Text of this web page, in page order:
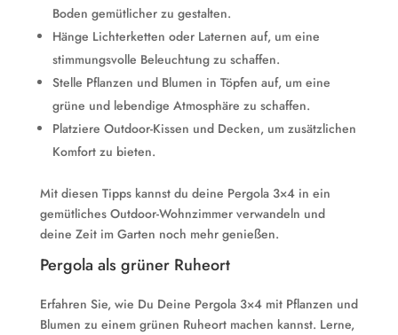
Boden gemütlicher zu gestalten.
Hänge Lichterketten oder Laternen auf, um eine
stimmungsvolle Beleuchtung zu schaffen.
Stelle Pflanzen und Blumen in Töpfen auf, um eine
grüne und lebendige Atmosphäre zu schaffen.
Platziere Outdoor-Kissen und Decken, um zusätzlichen
Komfort zu bieten.
Mit diesen Tipps kannst du deine Pergola 3×4 in ein
gemütliches Outdoor-Wohnzimmer verwandeln und
deine Zeit im Garten noch mehr genießen.
Pergola als grüner Ruheort
Erfahren Sie, wie Du Deine Pergola 3×4 mit Pflanzen und
Blumen zu einem grünen Ruheort machen kannst. Lerne,